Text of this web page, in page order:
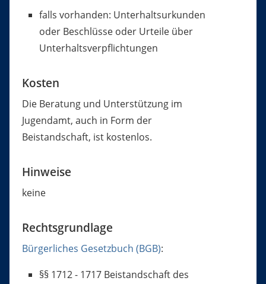
falls vorhanden: Unterhaltsurkunden
oder Beschlüsse oder Urteile über
Unterhaltsverpflichtungen
Kosten
Die Beratung und Unterstützung im
Jugendamt, auch in Form der
Beistandschaft, ist kostenlos.
Hinweise
keine
Rechtsgrundlage
Bürgerliches Gesetzbuch (BGB):
§§ 1712 - 1717 Beistandschaft des